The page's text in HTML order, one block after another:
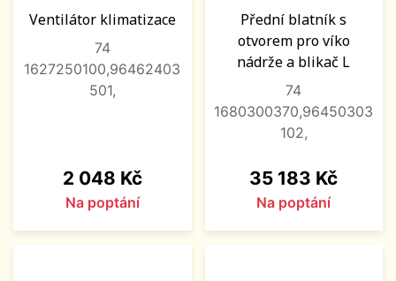
Ventilátor klimatizace
74
1627250100,96462403
501,
Cena
2 048 Kč
Na poptání
Přední blatník s
otvorem pro víko
nádrže a blikač L
74
1680300370,96450303
102,
Cena
35 183 Kč
Na poptání